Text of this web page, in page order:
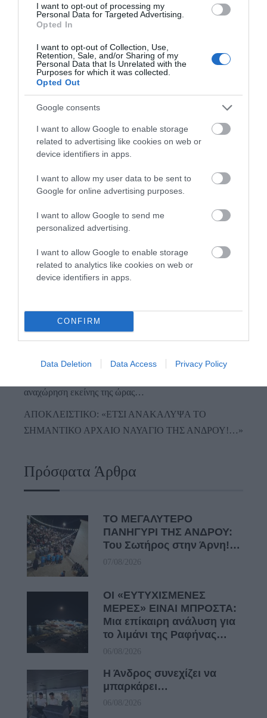
I want to opt-out of processing my
Personal Data for Targeted Advertising.
Opted In
I want to opt-out of Collection, Use,
Retention, Sale, and/or Sharing of my
Personal Data that Is Unrelated with the
Purposes for which it was collected.
Opted Out
Google consents
I want to allow Google to enable storage
related to advertising like cookies on web or
device identifiers in apps.
I want to allow my user data to be sent to
Google for online advertising purposes.
I want to allow Google to send me
personalized advertising.
I want to allow Google to enable storage
related to analytics like cookies on web or
device identifiers in apps.
CONFIRM
Data Deletion Data Access Privacy Policy
Προτεινόμενα άρθρα
Η νεολαία της Άνδρου είναι εδώ. Χρειάζεται όμως
ευκαιρίες για να φανεί.
ΣΥΓΚΛΟΝΙΣΤΙΚΟΣ ΑΠΟΧΑΙΡΕΤΙΣΜΟΣ ΣΤΗ
αναχώρηση εκείνης της ώρας…
ΑΠΟΚΛΕΙΣΤΙΚΟ: «ΕΤΣΙ ΑΝΑΚΑΛΥΨΑ ΤΟ
ΣΗΜΑΝΤΙΚΟ ΑΡΧΑΙΟ ΝΑΥΑΓΙΟ ΤΗΣ ΑΝΔΡΟΥ!…»
Πρόσφατα Άρθρα
ΤΟ ΜΕΓΑΛΥΤΕΡΟ
ΠΑΝΗΓΥΡΙ ΤΗΣ ΑΝΔΡΟΥ:
Του Σωτήρος στην Άρνη!…
07/08/2026
ΟΙ «ΕΥΤΥΧΙΣΜΕΝΕΣ
ΜΕΡΕΣ» ΕΙΝΑΙ ΜΠΡΟΣΤΑ:
Μια επίκαιρη ανάλυση για
το λιμάνι της Ραφήνας…
06/08/2026
Η Άνδρος συνεχίζει να
μπαρκάρει…
06/08/2026